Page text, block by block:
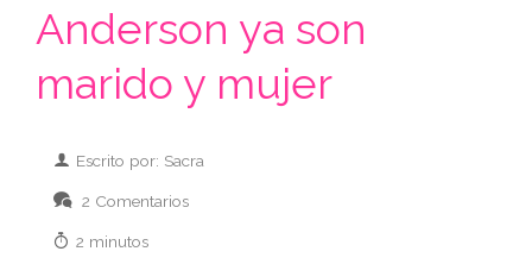
Anderson ya son
marido y mujer
Escrito por: Sacra
2 Comentarios
2 minutos